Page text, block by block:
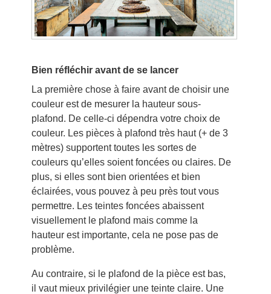
Bien réfléchir avant de se lancer
La première chose à faire avant de choisir une
couleur est de mesurer la hauteur sous-
plafond. De celle-ci dépendra votre choix de
couleur. Les pièces à plafond très haut (+ de 3
mètres) supportent toutes les sortes de
couleurs qu’elles soient foncées ou claires. De
plus, si elles sont bien orientées et bien
éclairées, vous pouvez à peu près tout vous
permettre. Les teintes foncées abaissent
visuellement le plafond mais comme la
hauteur est importante, cela ne pose pas de
problème.
Au contraire, si le plafond de la pièce est bas,
il vaut mieux privilégier une teinte claire. Une